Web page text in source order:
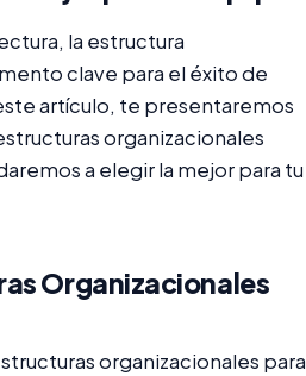
la estructura
clave para el éxito de
artículo, te presentaremos
organizacionales
a elegir la mejor para tu
Organizacionales
organizacionales para